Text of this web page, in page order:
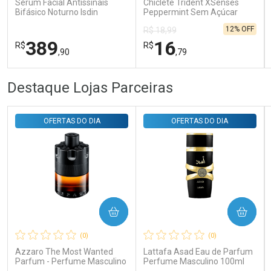
Sérum Facial Antissinais
Bifásico Noturno Isdin
R$389,90
FECHAR
Laboratório
Comprar sem Desconto
Por R$ 389,90/cada
FECHAR
Por Menos
Comprar sem Desconto
Por R$ 389,90/cada
Chiclete Trident XSenses
Peppermint Sem Açúcar
R$ 18,99
R$16,79
12% OFF
Comprar sem Desconto
Por R$ 16,79/cada
Por Menos
Comprar sem Desconto
Por R$ 16,79/cada
Destaque Lojas Parceiras
(0)
Azzaro The Most Wanted
Parfum - Perfume Masculino
OFERTAS DO DIA
COMPRAR
(0)
Lattafa Asad Eau de Parfum
Perfume Masculino 100ml
OFERTAS DO DIA
COMPRAR